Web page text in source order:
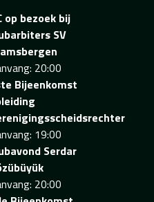
op bezoek bij
SV
20:00
Bijeenkomst
19:00
Serdar
20:00